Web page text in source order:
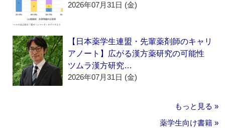
2026年07月31日 (金)
【日本薬学生連盟・先輩薬剤師のキャリ
アノート】広がる漢方薬研究の可能性
ツムラ漢方研究…
2026年07月31日 (金)
もっと見る »
薬学生向け書籍 »